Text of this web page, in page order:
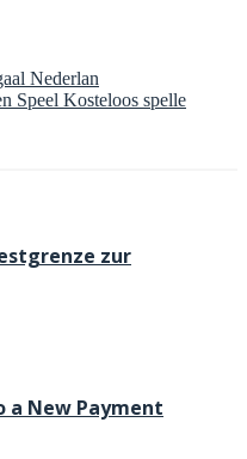
Nederlan
Speel Kosteloos spelle
zur
a New Payment